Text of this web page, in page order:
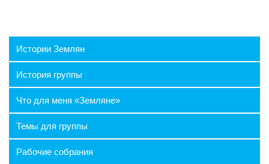
Истории Землян
История группы
Что для меня «Земляне»
Темы для группы
Рабочие собрания